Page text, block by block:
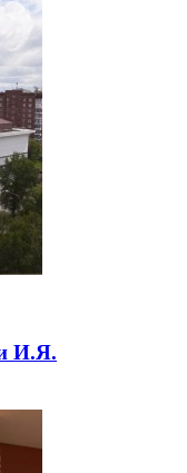
И.Я.